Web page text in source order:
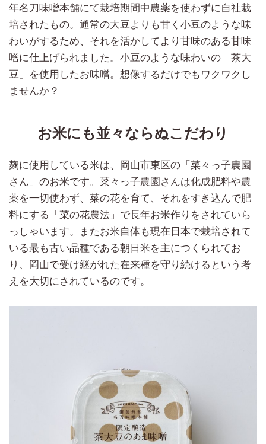
年名刀味噌本舗にて栽培期間中農薬を使わずに自社栽
培されたもの。通常の大豆よりも甘く小豆のような味
わいがするため、それを活かしてより甘味のある甘味
噌に仕上げられました。小豆のような味わいの「茶大
豆」を使用したお味噌。想像するだけでもワクワクし
ませんか？
お米にも並々ならぬこだわり
麹に使用している米は、岡山市東区の「菜々っ子農園
さん」のお米です。菜々っ子農園さんは化成肥料や農
薬を一切使わず、菜の花を育て、それをすき込んで肥
料にする「菜の花農法」で長年お米作りをされていら
っしゃいます。またお米自体も現在日本で栽培されて
いる最も古い品種である朝日米を主につくられてお
り、岡山で受け継がれた在来種を守り続けるという考
えを大切にされているのです。